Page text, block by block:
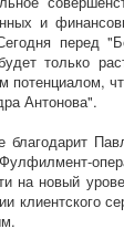
и
перед
только
Антонова".
благодарит
на новый
клиентского